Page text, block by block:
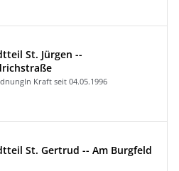
St. Jürgen --
In Kraft seit 04.05.1996
St. Gertrud -- Am Burgfeld